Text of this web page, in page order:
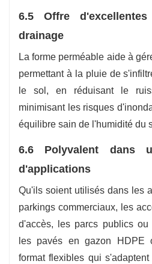
6.5 Offre
drainage
La forme perméable aide à
permettant à la pluie de
le sol, en réduisant le
minimisant les risques
équilibre sain de l'humidité du
6.6 Polyvalent dans
d'applications
Qu'ils soient utilisés dans les
parkings commerciaux, les
d'accès, les parcs publics ou
les pavés en gazon HDPE
format flexibles qui